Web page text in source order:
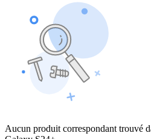
Aucun produit correspondant trouvé